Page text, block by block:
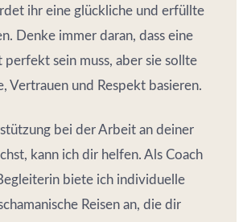
ihr eine glückliche und erfüllte
Denke immer daran, dass eine
perfekt sein muss, aber sie sollte
Vertrauen und Respekt basieren.
bei der Arbeit an deiner
kann ich dir helfen. Als Coach
biete ich individuelle
Reisen an, die dir